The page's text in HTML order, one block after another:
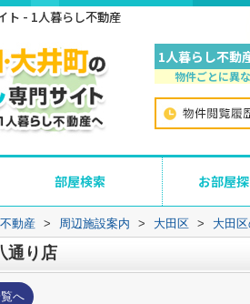
ト - 1人暮らし不動産
1人暮らし不動
物件ごとに異
部屋検索 お部屋
動産 > 周辺施設案内 > 大田区 > 大田
通り店
へ